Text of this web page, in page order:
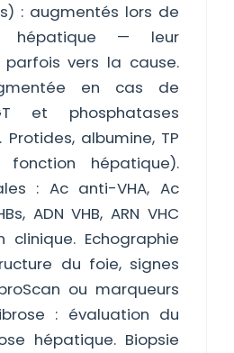
: augmentés lors de
hépatique — leur
parfois vers la cause.
en cas de
et phosphatases
Protides, albumine, TP
hépatique).
: Ac anti-VHA, Ac
ADN VHB, ARN VHC
clinique. Echographie
du foie, signes
ou marqueurs
: évaluation du
hépatique. Biopsie